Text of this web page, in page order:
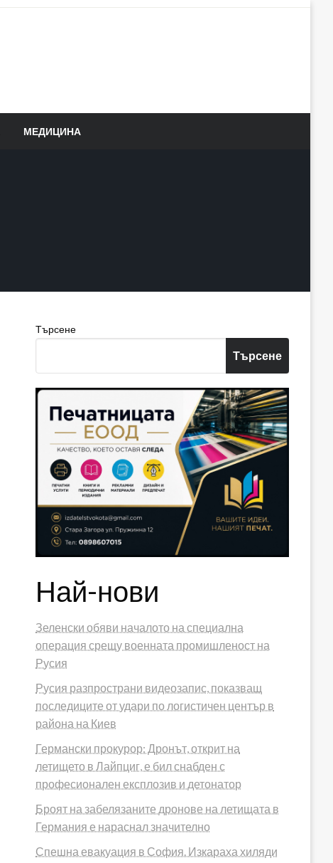
МЕДИЦИНА
Търсене
Търсене
Най-нови
Зеленски обяви началото на специална
операция срещу военната промишленост на
Русия
Русия разпространи видеозапис, показващ
последиците от удари по логистичен център в
района на Киев
Германски прокурор: Дронът, открит на
летището в Лайпциг, е бил снабден с
професионален експлозив и детонатор
Броят на забелязаните дронове на летищата в
Германия е нараснал значително
Спешна евакуация в София. Изкараха хиляди